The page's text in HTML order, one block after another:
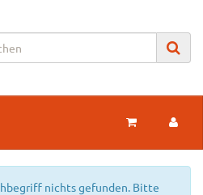
nichts gefunden. Bitte